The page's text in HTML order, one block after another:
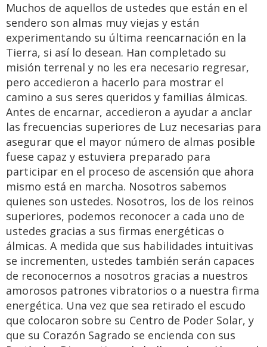
Muchos de aquellos de ustedes que están en el
sendero son almas muy viejas y están
experimentando su última reencarnación en la
Tierra, si así lo desean. Han completado su
misión terrenal y no les era necesario regresar,
pero accedieron a hacerlo para mostrar el
camino a sus seres queridos y familias álmicas.
Antes de encarnar, accedieron a ayudar a anclar
las frecuencias superiores de Luz necesarias para
asegurar que el mayor número de almas posible
fuese capaz y estuviera preparado para
participar en el proceso de ascensión que ahora
mismo está en marcha. Nosotros sabemos
quienes son ustedes. Nosotros, los de los reinos
superiores, podemos reconocer a cada uno de
ustedes gracias a sus firmas energéticas o
álmicas. A medida que sus habilidades intuitivas
se incrementen, ustedes también serán capaces
de reconocernos a nosotros gracias a nuestros
amorosos patrones vibratorios o a nuestra firma
energética. Una vez que sea retirado el escudo
que colocaron sobre su Centro de Poder Solar, y
que su Corazón Sagrado se encienda con sus